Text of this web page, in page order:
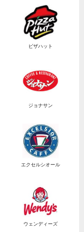
ピザハット
ジョナサン
エクセルシオール
ウェンディーズ